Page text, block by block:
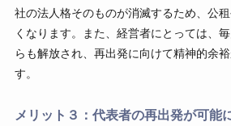
社の法人格そのものが消滅するため、公
くなります。また、経営者にとっては、
らも解放され、再出発に向けて精神的余
す。
メリット３：代表者の再出発が可能